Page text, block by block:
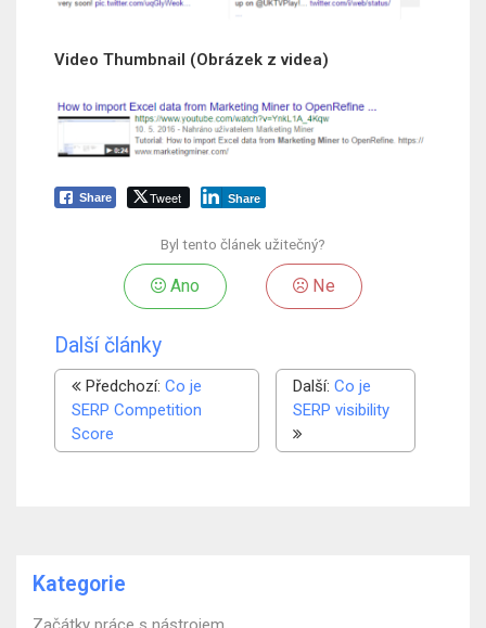
Video Thumbnail (Obrázek z videa)
Share Tweet Share
Byl tento článek užitečný?
Ano Ne
Další články
Předchozí: Co je
SERP Competition
Score
Další: Co je
SERP visibility
Kategorie